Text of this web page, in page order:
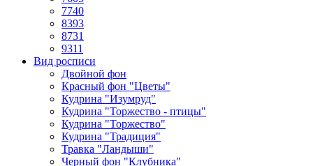
7740
8393
8731
9311
Вид росписи
Двойной фон
Красный фон "Цветы"
Кудрина "Изумруд"
Кудрина "Торжество - птицы"
Кудрина "Торжество"
Кудрина "Традиция"
Травка "Ландыши"
Черный фон "Клубника"